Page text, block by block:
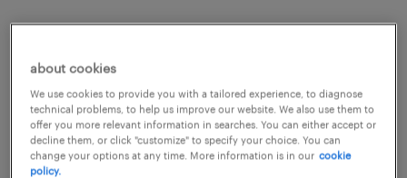
食料品の食品加工・検査・袋詰め
北海道札幌市東区, 北海道
permanent
¥230,000 per month
about cookies
We use cookies to provide you with a tailored experience, to diagnose
technical problems, to help us improve our website. We also use them to
offer you more relevant information in searches. You can either accept or
decline them, or click "customize" to specify your choice. You can
change your options at any time. More information is in our cookie
policy.